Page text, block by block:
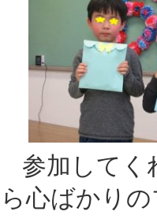
参加してく
ら心ばかりの